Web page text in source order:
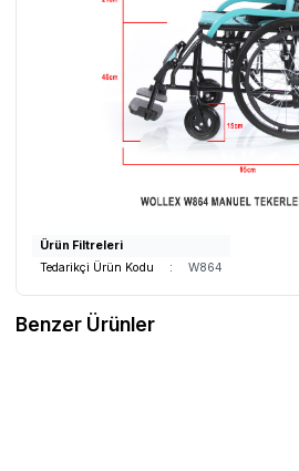
Ürün Filtreleri
Tedarikçi Ürün Kodu
: W864
Benzer Ürünler